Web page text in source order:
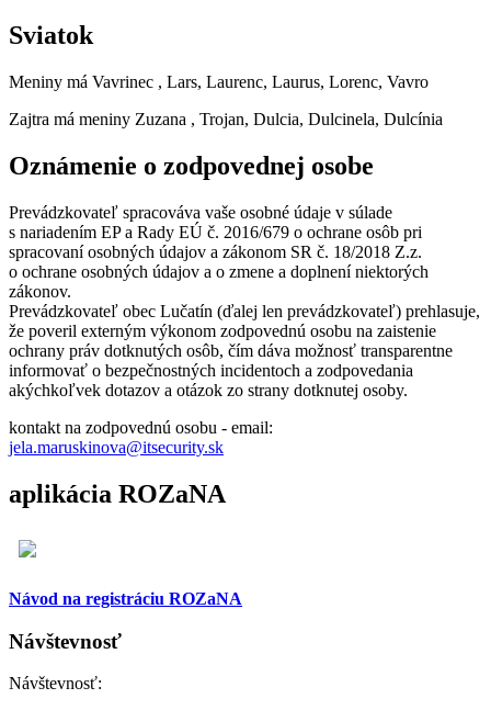
Sviatok
Meniny má Vavrinec , Lars, Laurenc, Laurus, Lorenc, Vavro
Zajtra má meniny Zuzana , Trojan, Dulcia, Dulcinela, Dulcínia
Oznámenie o zodpovednej osobe
Prevádzkovateľ spracováva vaše osobné údaje v súlade
s nariadením EP a Rady EÚ č. 2016/679 o ochrane osôb pri
spracovaní osobných údajov a zákonom SR č. 18/2018 Z.z.
o ochrane osobných údajov a o zmene a doplnení niektorých
zákonov.
Prevádzkovateľ obec Lučatín (ďalej len prevádzkovateľ) prehlasuje,
že poveril externým výkonom zodpovednú osobu na zaistenie
ochrany práv dotknutých osôb, čím dáva možnosť transparentne
informovať o bezpečnostných incidentoch a zodpovedania
akýchkoľvek dotazov a otázok zo strany dotknutej osoby.
kontakt na zodpovednú osobu - email:
jela.maruskinova@itsecurity.sk
aplikácia ROZaNA
Návod na registráciu ROZaNA
Návštevnosť
Návštevnosť: